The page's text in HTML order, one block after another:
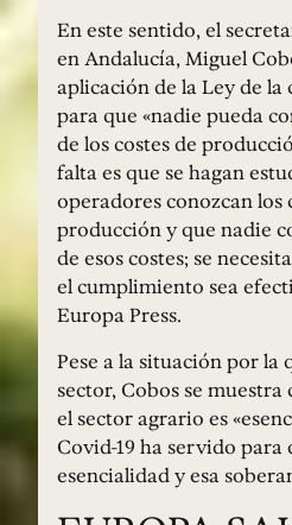
En este sentido, el
en Andalucía, Miguel
aplicación de la Ley de
para que «nadie pueda
de los costes de
falta es que se hagan
operadores conozcan los
producción y que nadie
de esos costes; se
el cumplimiento sea
Europa Press.
Pese a la situación por la
sector, Cobos se
el sector agrario es
Covid-19 ha servido para
esencialidad y esa